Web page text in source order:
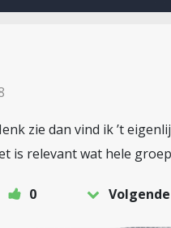
zie dan vind ik ’t
is relevant wat hele
0